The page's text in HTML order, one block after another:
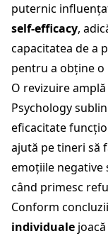
puternic
self-efficacy,
capacitatea de a
pentru a obține
O revizuire
Psychology
eficacitate
ajută pe tineri să
emoțiile negative
când primesc
Conform
individuale